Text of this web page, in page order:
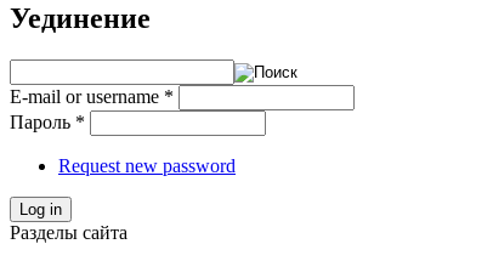
Уединение
E-mail or username *
Пароль *
Request new password
Log in
Разделы сайта